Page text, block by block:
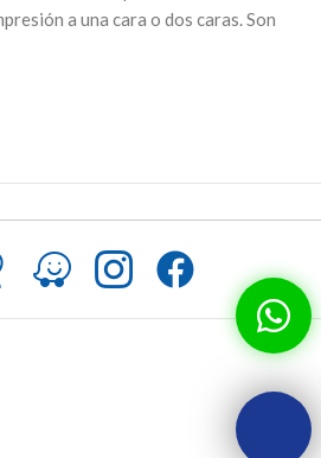
a una cara o dos caras. Son